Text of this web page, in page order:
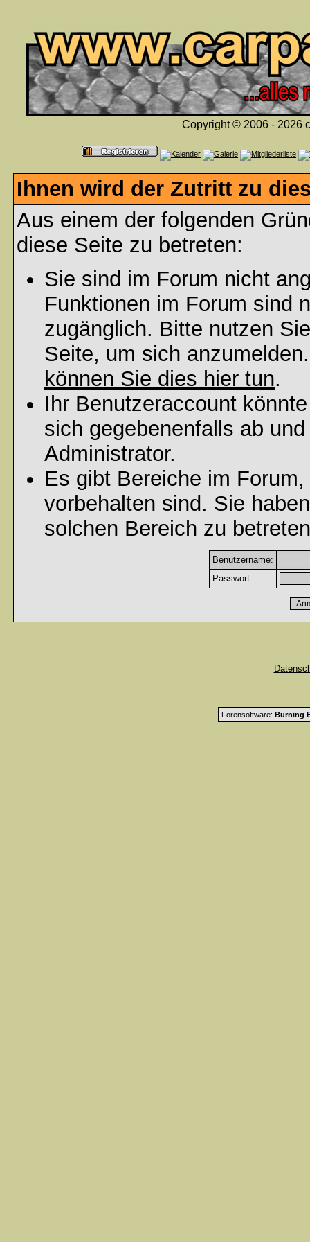
Copyright © 2006 - 2026
Ihnen wird der Zutritt zu
Aus einem der folgenden
diese Seite zu betreten:
Sie sind im Forum nicht
Funktionen im Forum sind
zugänglich. Bitte nutzen
Seite, um sich
können Sie dies hier tun.
Ihr Benutzeraccount
sich gegebenenfalls ab
Administrator.
Es gibt Bereiche im
vorbehalten sind. Sie
solchen Bereich zu
Benutzername:
Passwort:
Forensoftware: Burning